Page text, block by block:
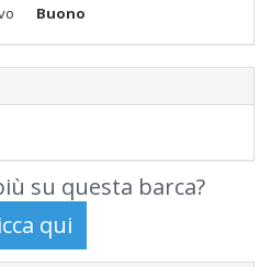
Buono
su questa barca?